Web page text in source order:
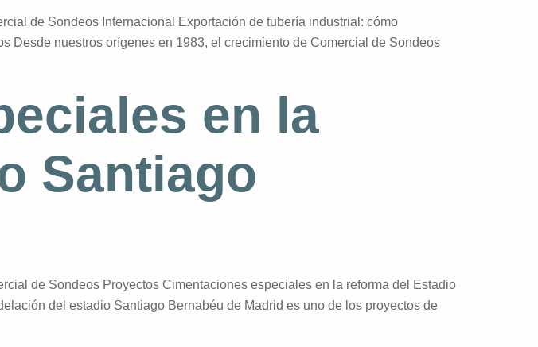
de Sondeos Internacional Exportación de tubería industrial: cómo
Desde nuestros orígenes en 1983, el crecimiento de Comercial de Sondeos
en la
Santiago
de Sondeos Proyectos Cimentaciones especiales en la reforma del Estadio
del estadio Santiago Bernabéu de Madrid es uno de los proyectos de